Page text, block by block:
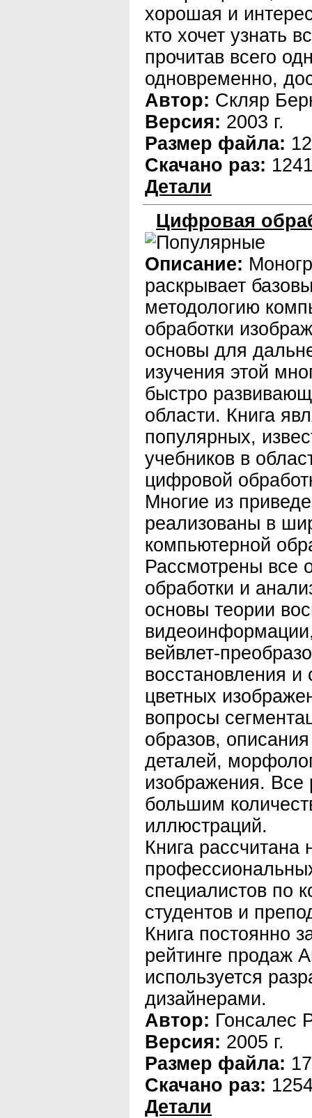
хорошая и
кто хочет узнать
прочитав всего
одновременно,
Автор: Скляр
Версия: 2003 г.
Размер файла:
Скачано раз:
Детали
Цифровая
Описание:
раскрывает
методологию
обработки
основы для
изучения этой
быстро
области. Книга
популярных,
учебников в
цифровой
Многие из
реализованы в
компьютерной
Рассмотрены все
обработки и
основы теории
вейвлет-
восстановления
цветных
вопросы
образов,
деталей,
изображения. Все
большим
иллюстраций.
Книга рассчитана
специалистов по
студентов и
Книга постоянно
рейтинге продаж
используется
дизайнерами.
Автор: Гонсалес
Версия: 2005 г.
Размер файла:
Скачано раз:
Детали